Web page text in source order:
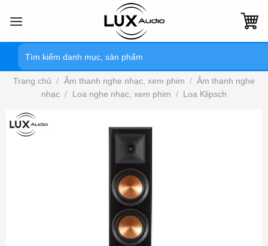
qua
Tìm
kiếm:
Trang chủ / Âm thanh nghe nhạc, xem phim / Âm thanh nghe
nhạc / Loa nghe nhạc, xem phim / Loa Klipsch